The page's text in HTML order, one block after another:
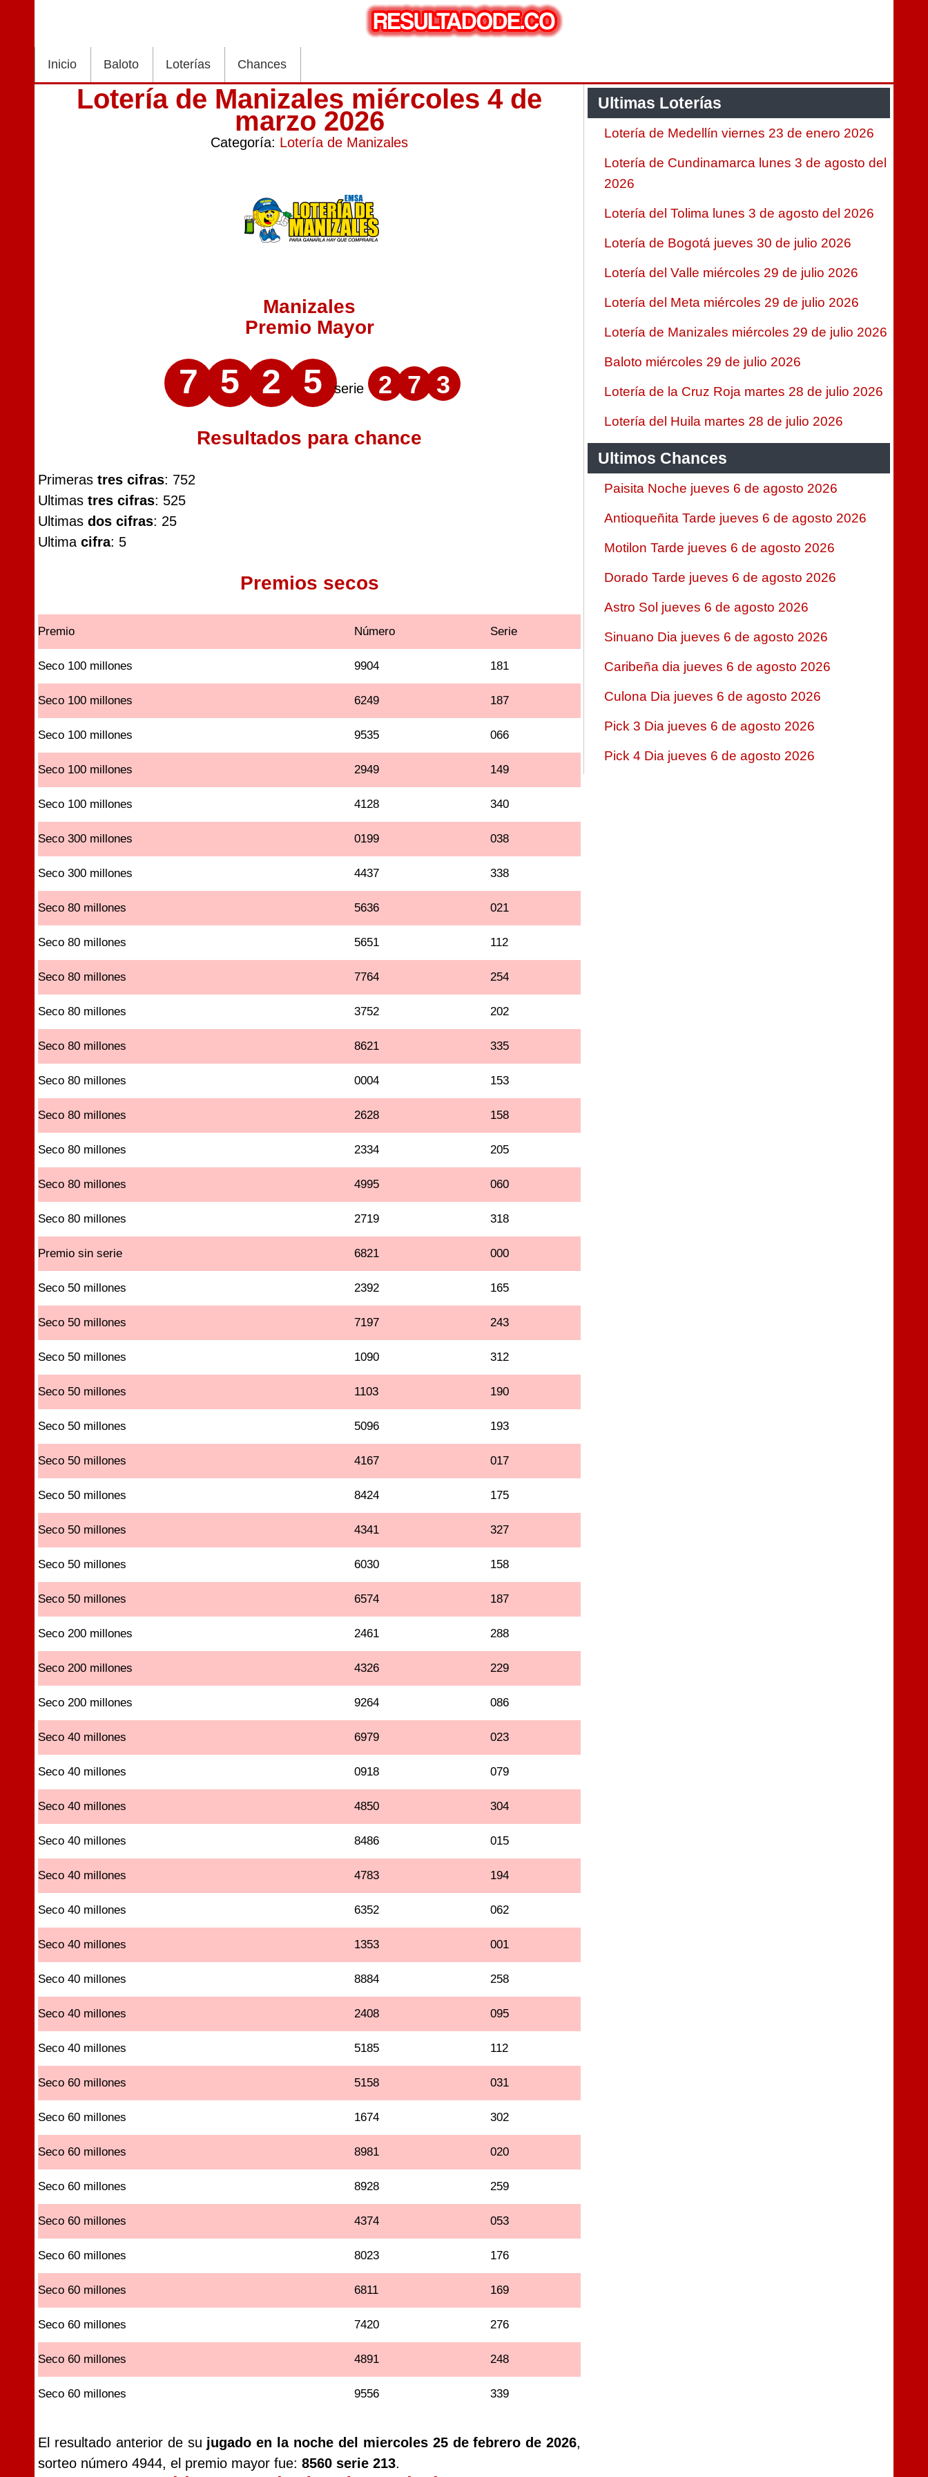
Inicio Baloto Loterías Chances
Lotería de Manizales miércoles 4 de
marzo 2026
Categoría: Lotería de Manizales
Manizales
Premio Mayor
7 5 2 5 serie 2 7 3
Resultados para chance
Primeras tres cifras: 752
Ultimas tres cifras: 525
Ultimas dos cifras: 25
Ultima cifra: 5
Premios secos
Premio Número Serie
Seco 100 millones 9904 181
Seco 100 millones 6249 187
Seco 100 millones 9535 066
Seco 100 millones 2949 149
Seco 100 millones 4128 340
Seco 300 millones 0199 038
Seco 300 millones 4437 338
Seco 80 millones 5636 021
Seco 80 millones 5651 112
Seco 80 millones 7764 254
Seco 80 millones 3752 202
Seco 80 millones 8621 335
Seco 80 millones 0004 153
Seco 80 millones 2628 158
Seco 80 millones 2334 205
Seco 80 millones 4995 060
Seco 80 millones 2719 318
Premio sin serie 6821 000
Seco 50 millones 2392 165
Seco 50 millones 7197 243
Seco 50 millones 1090 312
Seco 50 millones 1103 190
Seco 50 millones 5096 193
Seco 50 millones 4167 017
Seco 50 millones 8424 175
Seco 50 millones 4341 327
Seco 50 millones 6030 158
Seco 50 millones 6574 187
Seco 200 millones 2461 288
Seco 200 millones 4326 229
Seco 200 millones 9264 086
Seco 40 millones 6979 023
Seco 40 millones 0918 079
Seco 40 millones 4850 304
Seco 40 millones 8486 015
Seco 40 millones 4783 194
Seco 40 millones 6352 062
Seco 40 millones 1353 001
Seco 40 millones 8884 258
Seco 40 millones 2408 095
Seco 40 millones 5185 112
Seco 60 millones 5158 031
Seco 60 millones 1674 302
Seco 60 millones 8981 020
Seco 60 millones 8928 259
Seco 60 millones 4374 053
Seco 60 millones 8023 176
Seco 60 millones 6811 169
Seco 60 millones 7420 276
Seco 60 millones 4891 248
Seco 60 millones 9556 339
El resultado anterior de su jugado en la noche del miercoles 25 de febrero de 2026,
sorteo número 4944, el premio mayor fue: 8560 serie 213.
Ultimas Loterías
Lotería de Medellín viernes 23 de enero 2026
Lotería de Cundinamarca lunes 3 de agosto del
2026
Lotería del Tolima lunes 3 de agosto del 2026
Lotería de Bogotá jueves 30 de julio 2026
Lotería del Valle miércoles 29 de julio 2026
Lotería del Meta miércoles 29 de julio 2026
Lotería de Manizales miércoles 29 de julio 2026
Baloto miércoles 29 de julio 2026
Lotería de la Cruz Roja martes 28 de julio 2026
Lotería del Huila martes 28 de julio 2026
Ultimos Chances
Paisita Noche jueves 6 de agosto 2026
Antioqueñita Tarde jueves 6 de agosto 2026
Motilon Tarde jueves 6 de agosto 2026
Dorado Tarde jueves 6 de agosto 2026
Astro Sol jueves 6 de agosto 2026
Sinuano Dia jueves 6 de agosto 2026
Caribeña dia jueves 6 de agosto 2026
Culona Dia jueves 6 de agosto 2026
Pick 3 Dia jueves 6 de agosto 2026
Pick 4 Dia jueves 6 de agosto 2026